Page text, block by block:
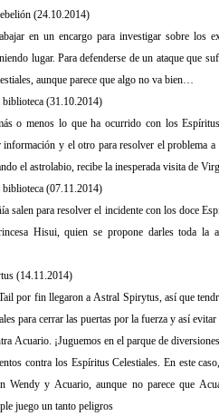
(24.10.2014)
en un encargo para investigar sobre los
lugar. Para defenderse de un ataque que
aunque parece que algo no va bien…
biblioteca (31.10.2014)
o menos lo que ha ocurrido con los
información y el otro para resolver el problema
el astrolabio, recibe la inesperada visita de
biblioteca (07.11.2014)
salen para resolver el incidente con los doce
Hisui, quien se propone darles toda la
(14.11.2014)
por fin llegaron a Astral Spirytus, así que
para cerrar las puertas por la fuerza y así
Acuario. ¡Juguemos en el parque de
contra los Espíritus Celestiales. En este
Wendy y Acuario, aunque no parece que
juego un tanto peligros